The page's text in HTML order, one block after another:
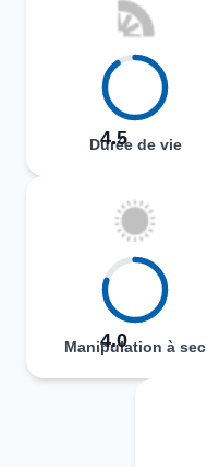
4.5
Durée de vie
4.0
Manipulation à sec